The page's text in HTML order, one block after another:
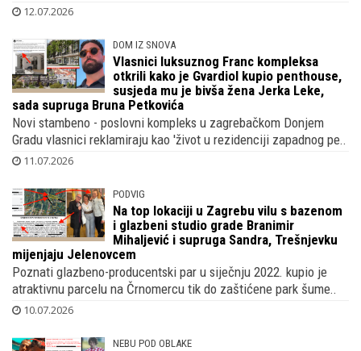
12.07.2026
DOM IZ SNOVA
Vlasnici luksuznog Franc kompleksa
otkrili kako je Gvardiol kupio penthouse,
susjeda mu je bivša žena Jerka Leke,
sada supruga Bruna Petkovića
Novi stambeno - poslovni kompleks u zagrebačkom Donjem
Gradu vlasnici reklamiraju kao 'život u rezidenciji zapadnog pe..
11.07.2026
PODVIG
Na top lokaciji u Zagrebu vilu s bazenom
i glazbeni studio grade Branimir
Mihaljević i supruga Sandra, Trešnjevku
mijenjaju Jelenovcem
Poznati glazbeno-producentski par u siječnju 2022. kupio je
atraktivnu parcelu na Črnomercu tik do zaštićene park šume..
10.07.2026
NEBU POD OBLAKE